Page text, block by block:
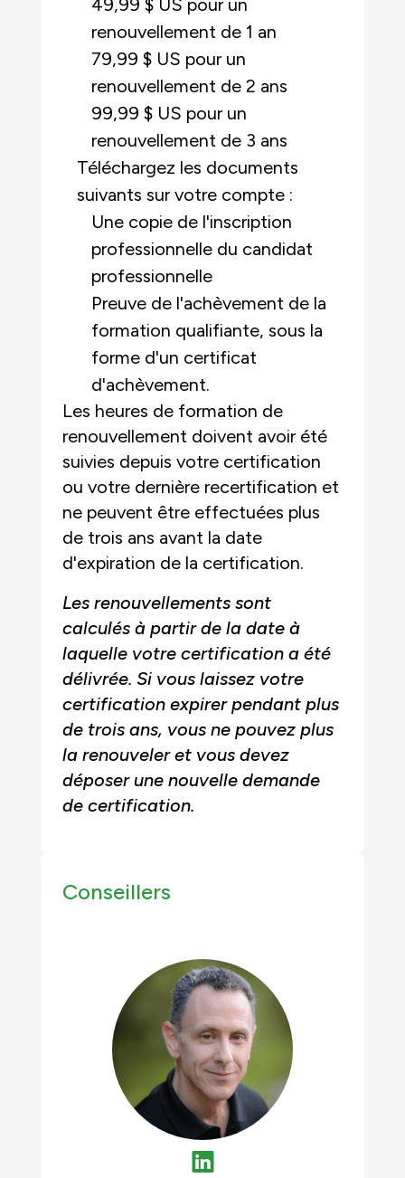
49,99 $ US pour un
renouvellement de 1 an
79,99 $ US pour un
renouvellement de 2 ans
99,99 $ US pour un
renouvellement de 3 ans
Téléchargez les documents
suivants sur votre compte :
Une copie de l'inscription
professionnelle du candidat
professionnelle
Preuve de l'achèvement de la
formation qualifiante, sous la
forme d'un certificat
d'achèvement.
Les heures de formation de
renouvellement doivent avoir été
suivies depuis votre certification
ou votre dernière recertification et
ne peuvent être effectuées plus
de trois ans avant la date
d'expiration de la certification.
Les renouvellements sont
calculés à partir de la date à
laquelle votre certification a été
délivrée. Si vous laissez votre
certification expirer pendant plus
de trois ans, vous ne pouvez plus
la renouveler et vous devez
déposer une nouvelle demande
de certification.
Conseillers